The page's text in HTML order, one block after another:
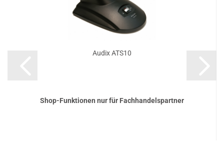
Audix ATS10
Shop-Funktionen nur für Fachhandelspartner